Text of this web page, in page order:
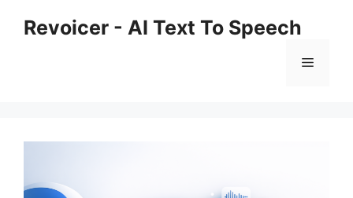
Revoicer - AI Text To Speech
Menu